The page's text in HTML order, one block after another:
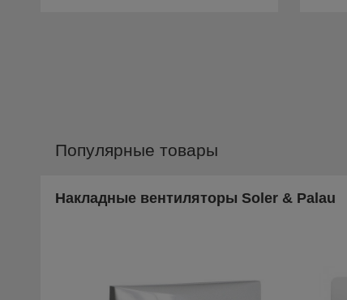
Популярные товары
Накладные вентиляторы Soler & Palau